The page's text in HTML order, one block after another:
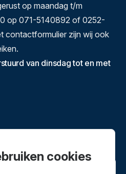
op maandag t/m
op 071-5140892 of 0252-
contactformulier zijn wij ook
van dinsdag tot en met
ontbinden
cookies